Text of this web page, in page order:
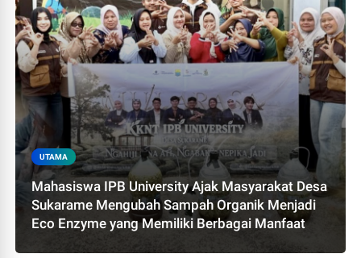
UTAMA
Mahasiswa IPB University Ajak Masyarakat Desa
Sukarame Mengubah Sampah Organik Menjadi
Eco Enzyme yang Memiliki Berbagai Manfaat